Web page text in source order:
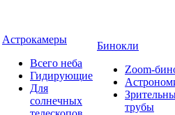
Астрокамеры
Всего неба
Гидирующие
Для
солнечных
Бинокли
Zoom-
трубы